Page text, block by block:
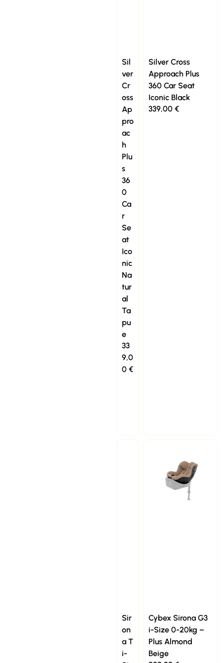
Sil
ver
Cr
oss
Ap
pro
ac
h
Plu
s
36
0
Ca
r
Se
at
Ico
nic
Na
tur
al
Ta
pu
e
33
9,0
0 €
Silver Cross
Approach Plus
360 Car Seat
Iconic Black
339,00 €
Sir
on
a T
i-
Cybex Sirona G3
i-Size 0-20kg –
Plus Almond
Beige